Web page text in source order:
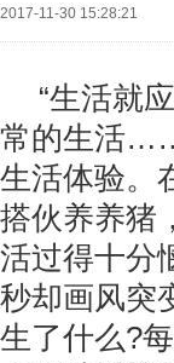
2017-11-30 15:28:21
“生活就
常的生活
生活体验。
搭伙养养猪
活过得十分
秒却画风突
生了什么?